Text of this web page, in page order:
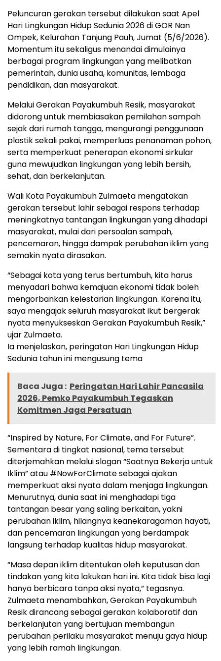
Peluncuran gerakan tersebut dilakukan saat Apel
Hari Lingkungan Hidup Sedunia 2026 di GOR Nan
Ompek, Kelurahan Tanjung Pauh, Jumat (5/6/2026).
Momentum itu sekaligus menandai dimulainya
berbagai program lingkungan yang melibatkan
pemerintah, dunia usaha, komunitas, lembaga
pendidikan, dan masyarakat.
Melalui Gerakan Payakumbuh Resik, masyarakat
didorong untuk membiasakan pemilahan sampah
sejak dari rumah tangga, mengurangi penggunaan
plastik sekali pakai, memperluas penanaman pohon,
serta memperkuat penerapan ekonomi sirkular
guna mewujudkan lingkungan yang lebih bersih,
sehat, dan berkelanjutan.
Wali Kota Payakumbuh Zulmaeta mengatakan
gerakan tersebut lahir sebagai respons terhadap
meningkatnya tantangan lingkungan yang dihadapi
masyarakat, mulai dari persoalan sampah,
pencemaran, hingga dampak perubahan iklim yang
semakin nyata dirasakan.
“Sebagai kota yang terus bertumbuh, kita harus
menyadari bahwa kemajuan ekonomi tidak boleh
mengorbankan kelestarian lingkungan. Karena itu,
saya mengajak seluruh masyarakat ikut bergerak
nyata menyukseskan Gerakan Payakumbuh Resik,”
ujar Zulmaeta.
Ia menjelaskan, peringatan Hari Lingkungan Hidup
Sedunia tahun ini mengusung tema
Baca Juga : Peringatan Hari Lahir Pancasila
2026, Pemko Payakumbuh Tegaskan
Komitmen Jaga Persatuan
“Inspired by Nature, For Climate, and For Future”.
Sementara di tingkat nasional, tema tersebut
diterjemahkan melalui slogan “Saatnya Bekerja untuk
Iklim” atau #NowForClimate sebagai ajakan
memperkuat aksi nyata dalam menjaga lingkungan.
Menurutnya, dunia saat ini menghadapi tiga
tantangan besar yang saling berkaitan, yakni
perubahan iklim, hilangnya keanekaragaman hayati,
dan pencemaran lingkungan yang berdampak
langsung terhadap kualitas hidup masyarakat.
“Masa depan iklim ditentukan oleh keputusan dan
tindakan yang kita lakukan hari ini. Kita tidak bisa lagi
hanya berbicara tanpa aksi nyata,” tegasnya.
Zulmaeta menambahkan, Gerakan Payakumbuh
Resik dirancang sebagai gerakan kolaboratif dan
berkelanjutan yang bertujuan membangun
perubahan perilaku masyarakat menuju gaya hidup
yang lebih ramah lingkungan.